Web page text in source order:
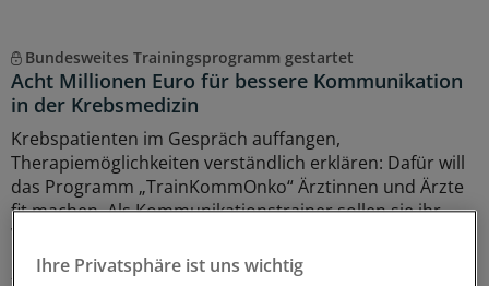
Bundesweites Trainingsprogramm gestartet
Acht Millionen Euro für bessere Kommunikation
in der Krebsmedizin
Krebspatienten im Gespräch auffangen,
Therapiemöglichkeiten verständlich erklären: Dafür will
das Programm „TrainKommOnko“ Ärztinnen und Ärzte
fit machen. Als Kommunikationstrainer sollen sie ihr
Wissen dann an Kollegen weitergeben.
29.07.2026
Ihre Privatsphäre ist uns wichtig